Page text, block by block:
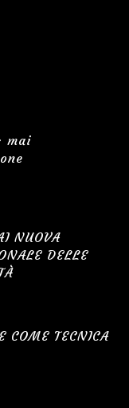
mai
NUOVA
DELLE
COME TECNICA